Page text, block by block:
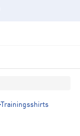
Trainingsshirts